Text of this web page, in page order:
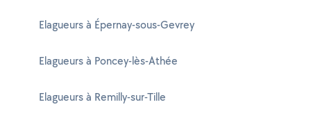
Elagueurs à Épernay-sous-Gevrey
Elagueurs à Poncey-lès-Athée
Elagueurs à Remilly-sur-Tille